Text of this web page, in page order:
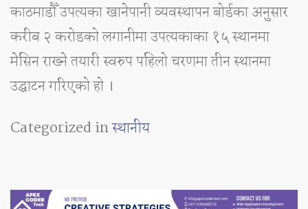
काठमाडौँ उपत्यका खानेपानी व्यवस्थापन बोर्डका अनुसार
करीब २ करोडको लगानीमा उपत्यकाका १५ स्थानमा
मेसिन राख्ने तयारी स्वरुप पहिलो चरणमा तीन स्थानमा
उद्घाटन गरिएको हो ।
Categorized inस्थानीय